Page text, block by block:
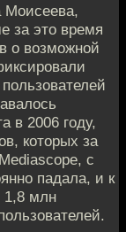
Моисеева,
за это время
о возможной
в 2006 году,
которых за
c
падала, и к
1,8 млн